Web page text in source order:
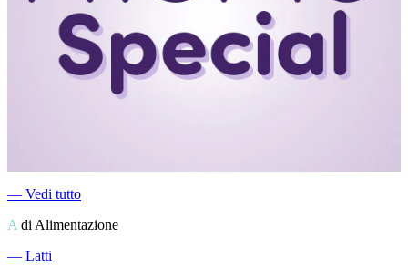
― Vedi tutto
A di Alimentazione
― Latti